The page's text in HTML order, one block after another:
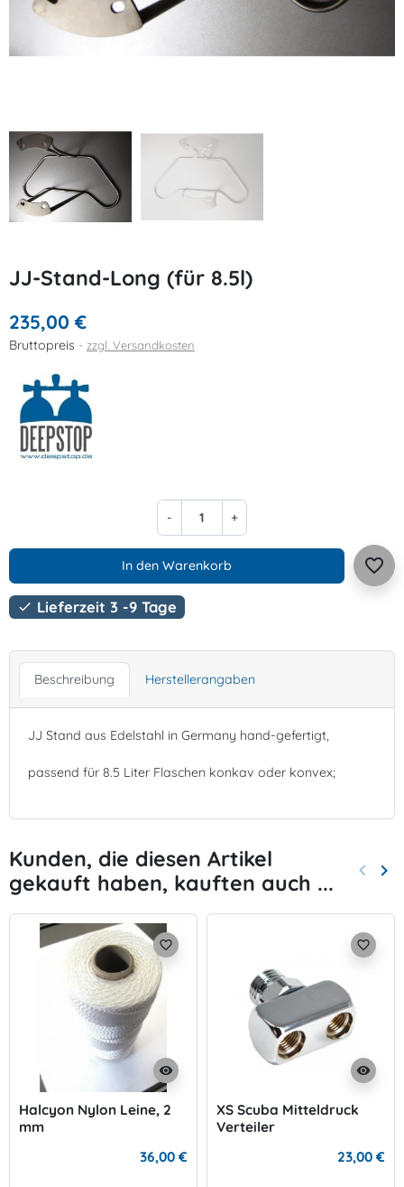
JJ-Stand-Long (für 8.5l)
235,00 €
Bruttopreis zzgl. Versandkosten
- +
In den Warenkorb favorite_border
 Lieferzeit 3 -9 Tage
Beschreibung Herstellerangaben
JJ Stand aus Edelstahl in Germany hand-gefertigt,
passend für 8.5 Liter Flaschen konkav oder konvex;
Kunden, die diesen Artikel
gekauft haben, kauften auch ...
Zurück
keyboard_arrow_left keyboard_arrow_right
visibility
favorite_border
Halcyon Nylon Leine, 2
mm
36,00 €
visibility
favorite_border
XS Scuba Mitteldruck
Verteiler
23,00 €